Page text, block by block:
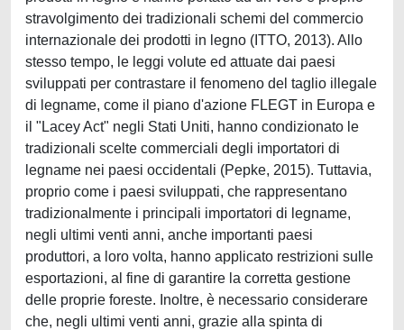
stravolgimento dei tradizionali schemi del commercio
internazionale dei prodotti in legno (ITTO, 2013). Allo
stesso tempo, le leggi volute ed attuate dai paesi
sviluppati per contrastare il fenomeno del taglio illegale
di legname, come il piano d'azione FLEGT in Europa e
il "Lacey Act" negli Stati Uniti, hanno condizionato le
tradizionali scelte commerciali degli importatori di
legname nei paesi occidentali (Pepke, 2015). Tuttavia,
proprio come i paesi sviluppati, che rappresentano
tradizionalmente i principali importatori di legname,
negli ultimi venti anni, anche importanti paesi
produttori, a loro volta, hanno applicato restrizioni sulle
esportazioni, al fine di garantire la corretta gestione
delle proprie foreste. Inoltre, è necessario considerare
che, negli ultimi venti anni, grazie alla spinta di